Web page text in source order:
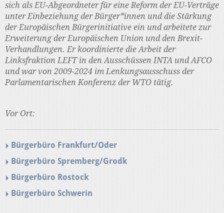
sich als EU-Abgeordneter für eine Reform der EU-Verträge
unter Einbeziehung der Bürger*innen und die Stärkung
der Europäischen Bürgerinitiative ein und arbeitete zur
Erweiterung der Europäischen Union und den Brexit-
Verhandlungen. Er koordinierte die Arbeit der
Linksfraktion LEFT in den Ausschüssen INTA und AFCO
und war von 2009-2024 im Lenkungsausschuss der
Parlamentarischen Konferenz der WTO tätig.
Vor Ort:
Bürgerbüro Frankfurt/Oder
Bürgerbüro Spremberg/Grodk
Bürgerbüro Rostock
Bürgerbüro Schwerin